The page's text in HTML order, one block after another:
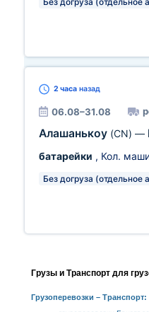
2 часа назад
06.08–31.08
Алашанькоу (CN) —
батарейки , Кол.
Без догруза (отдельное
Грузы и Транспорт для
Грузоперевозки – Транспорт: